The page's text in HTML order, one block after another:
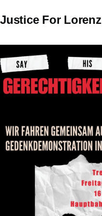
Justice For Lorenz